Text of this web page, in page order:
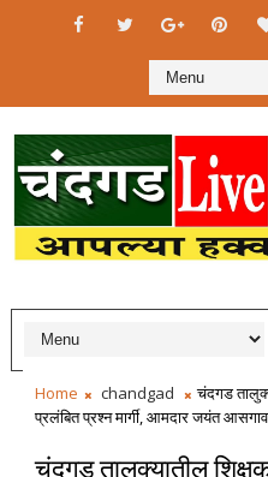
Home chandgad
चंदगड
प्रलंबित प्रश्न मार्गी, आमदार जयंत
चंदगड तालुक्यातील